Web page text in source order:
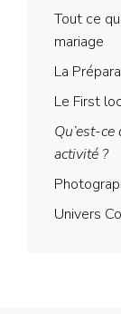
Tout ce
mariage
La
Le First
Qu’est-
activité ?
Univers